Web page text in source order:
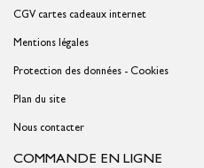
CGV cartes cadeaux internet
Mentions légales
Protection des données - Cookies
Plan du site
Nous contacter
COMMANDE EN LIGNE